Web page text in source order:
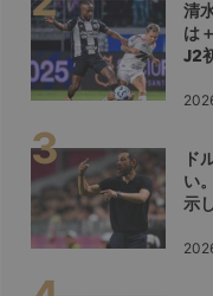
清
は
J2
ド
い
示